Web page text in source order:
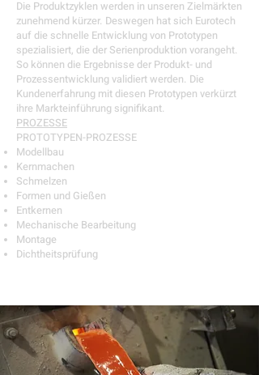
Die Produktzyklen werden in unseren Zielmärkten
zunehmend kürzer. Deswegen hat sich Eurotech
auf die schnelle Entwicklung von Prototypen
spezialisiert, die der Serienproduktion vorangeht.
So können die Ergebnisse der Produkt- und
Prozessentwicklung validiert werden. Die
Kundenerfahrung mit diesen Prototypen verkürzt
ihre Markteinführung signifikant.
PROZESSE
PROTOTYPEN-PROZESSE
Modellbau
Kernmachen
Schmelzen
Formen und Gießen
Entkernen
Mechanische Bearbeitung
Montage
Dichtheitsprüfung